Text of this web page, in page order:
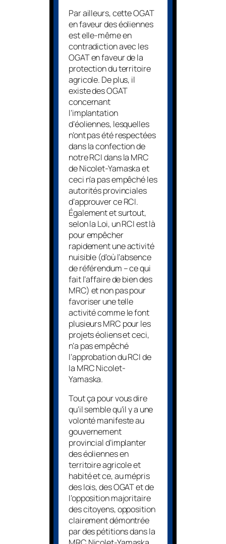
Par ailleurs, cette OGAT
en faveur des éoliennes
est elle-même en
contradiction avec les
OGAT en faveur de la
protection du territoire
agricole. De plus, il
existe des OGAT
concernant
l’implantation
d’éoliennes, lesquelles
n’ont pas été respectées
dans la confection de
notre RCI dans la MRC
de Nicolet-Yamaska et
ceci n’a pas empêché les
autorités provinciales
d’approuver ce RCI.
Également et surtout,
selon la Loi, un RCI est là
pour empêcher
rapidement une activité
nuisible (d’où l’absence
de référendum – ce qui
fait l’affaire de bien des
MRC) et non pas pour
favoriser une telle
activité comme le font
plusieurs MRC pour les
projets éoliens et ceci,
n’a pas empêché
l’approbation du RCI de
la MRC Nicolet-
Yamaska.
Tout ça pour vous dire
qu’il semble qu’il y a une
volonté manifeste au
gouvernement
provincial d’implanter
des éoliennes en
territoire agricole et
habité et ce, au mépris
des lois, des OGAT et de
l’opposition majoritaire
des citoyens, opposition
clairement démontrée
par des pétitions dans la